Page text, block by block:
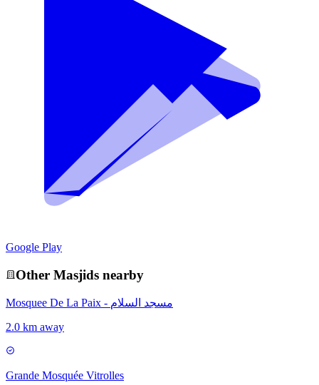
Google Play
Other Masjids nearby
Mosquee De La Paix - مسجد السلام
2.0 km away
Grande Mosquée Vitrolles